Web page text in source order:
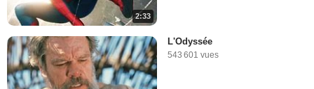
2:33
L'Odyssée
543 601 vues